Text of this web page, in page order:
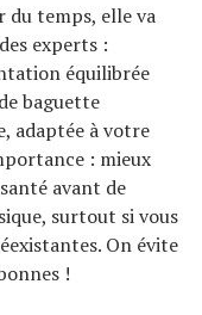
du temps, elle va
experts :
équilibrée
baguette
adaptée à votre
: mieux
avant de
surtout si vous
On évite
!